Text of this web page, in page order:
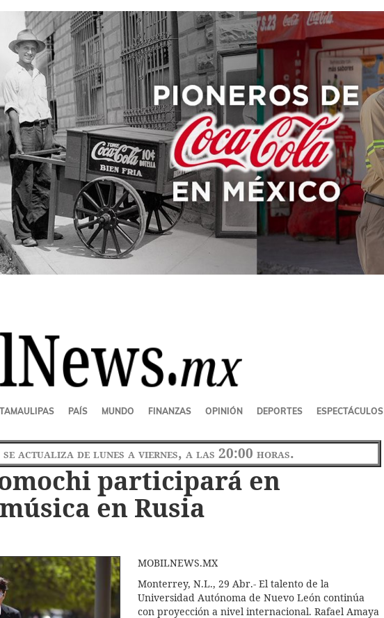
TAMAULIPAS PAÍS MUNDO FINANZAS OPINIÓN DEPORTES ESPECTÁCULOS
actualiza de lunes a viernes, a las 20:00 horas.
participará en
en Rusia
MOBILNEWS.MX
Monterrey, N.L., 29 Abr.- El talento de la
Universidad Autónoma de Nuevo León continúa
con proyección a nivel internacional. Rafael Amaya